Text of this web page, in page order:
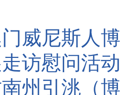
威尼斯人
访慰问活动
州引洮（